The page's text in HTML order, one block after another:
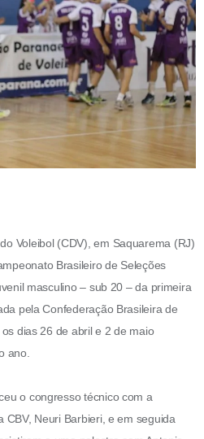
Voleibol (CDV), em Saquarema (RJ)
Brasileiro de Seleções
masculino – sub 20 – da primeira
pela Confederação Brasileira de
dias 26 de abril e 2 de maio
ano.
o congresso técnico com a
CBV, Neuri Barbieri, e em seguida